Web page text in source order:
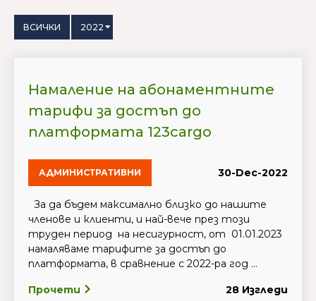
ВСИЧКИ 2022
Намаление на абонаментните
тарифи за достъп до
платформата 123cargo
АДМИНИСТРАТИВНИ 30-Dec-2022
За да бъдем максимално близко до нашите
членове и клиенти, и най-вече през този
труден период на несигурност, от 01.01.2023
намаляваме тарифите за достъп до
платформата, в сравнение с 2022-ра год ...
Прочети 28 Изгледи